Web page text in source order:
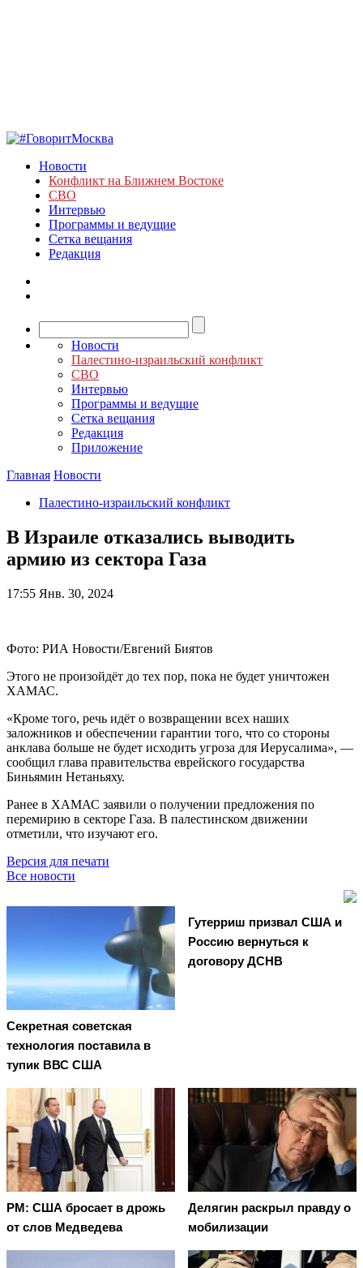
Новости
Конфликт на Ближнем Востоке
СВО
Интервью
Программы и ведущие
Сетка вещания
Редакция
Новости
Палестино-израильский конфликт
СВО
Интервью
Программы и ведущие
Сетка вещания
Редакция
Приложение
Главная Новости
Палестино-израильский конфликт
В Израиле отказались выводить
армию из сектора Газа
17:55 Янв. 30, 2024
Фото: РИА Новости/Евгений Биятов
Этого не произойдёт до тех пор, пока не будет уничтожен
ХАМАС.
«Кроме того, речь идёт о возвращении всех наших
заложников и обеспечении гарантии того, что со стороны
анклава больше не будет исходить угроза для Иерусалима», —
сообщил глава правительства еврейского государства
Биньямин Нетаньяху.
Ранее в ХАМАС заявили о получении предложения по
перемирию в секторе Газа. В палестинском движении
отметили, что изучают его.
Версия для печати
Все новости
Секретная советская
технология поставила в
тупик ВВС США
Гутерриш призвал США и
Россию вернуться к
договору ДСНВ
PM: США бросает в дрожь
от слов Медведева
Делягин раскрыл правду о
мобилизации